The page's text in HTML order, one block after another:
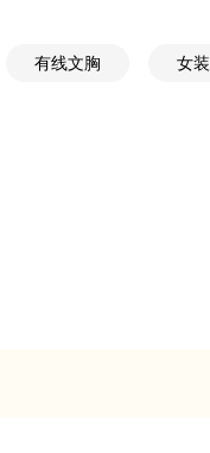
有线文胸 女装